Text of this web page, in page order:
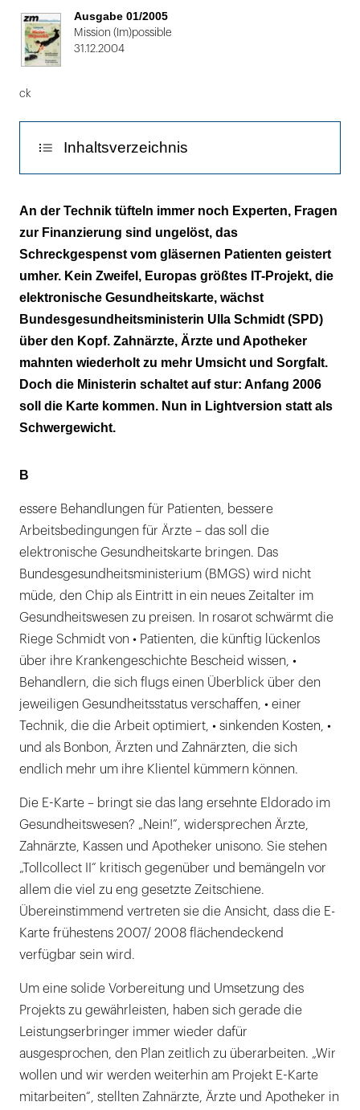
von
2
Ausgabe 01/2005
Mission (Im)possible
31.12.2004
ck
Inhaltsverzeichnis
Eine Nummer zu groß
Herr der Daten
Auf Biegen und Brechen
Drohender Daueraufreger
Vernetzt statt Insellösung
An der Technik tüfteln immer noch Experten, Fragen
zur Finanzierung sind ungelöst, das
Schreckgespenst vom gläsernen Patienten geistert
umher. Kein Zweifel, Europas größtes IT-Projekt, die
elektronische Gesundheitskarte, wächst
Bundesgesundheitsministerin Ulla Schmidt (SPD)
über den Kopf. Zahnärzte, Ärzte und Apotheker
mahnten wiederholt zu mehr Umsicht und Sorgfalt.
Doch die Ministerin schaltet auf stur: Anfang 2006
soll die Karte kommen. Nun in Lightversion statt als
Schwergewicht.
B
essere Behandlungen für Patienten, bessere
Arbeitsbedingungen für Ärzte – das soll die
elektronische Gesundheitskarte bringen. Das
Bundesgesundheitsministerium (BMGS) wird nicht
müde, den Chip als Eintritt in ein neues Zeitalter im
Gesundheitswesen zu preisen. In rosarot schwärmt die
Riege Schmidt von • Patienten, die künftig lückenlos
über ihre Krankengeschichte Bescheid wissen, •
Behandlern, die sich flugs einen Überblick über den
jeweiligen Gesundheitsstatus verschaffen, • einer
Technik, die die Arbeit optimiert, • sinkenden Kosten, •
und als Bonbon, Ärzten und Zahnärzten, die sich
endlich mehr um ihre Klientel kümmern können.
Die E-Karte – bringt sie das lang ersehnte Eldorado im
Gesundheitswesen? „Nein!”, widersprechen Ärzte,
Zahnärzte, Kassen und Apotheker unisono. Sie stehen
„Tollcollect II“ kritisch gegenüber und bemängeln vor
allem die viel zu eng gesetzte Zeitschiene.
Übereinstimmend vertreten sie die Ansicht, dass die E-
Karte frühestens 2007/ 2008 flächendeckend
verfügbar sein wird.
Um eine solide Vorbereitung und Umsetzung des
Projekts zu gewährleisten, haben sich gerade die
Leistungserbringer immer wieder dafür
ausgesprochen, den Plan zeitlich zu überarbeiten. „Wir
wollen und wir werden weiterhin am Projekt E-Karte
mitarbeiten“, stellten Zahnärzte, Ärzte und Apotheker in